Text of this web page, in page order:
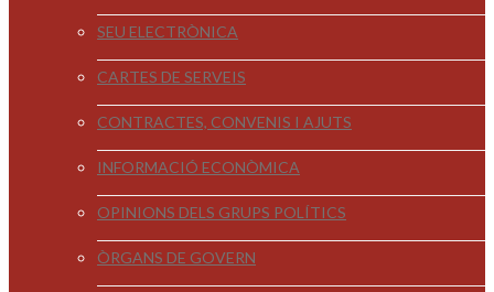
SEU ELECTRÒNICA
CARTES DE SERVEIS
CONTRACTES, CONVENIS I AJUTS
INFORMACIÓ ECONÒMICA
OPINIONS DELS GRUPS POLÍTICS
ÒRGANS DE GOVERN